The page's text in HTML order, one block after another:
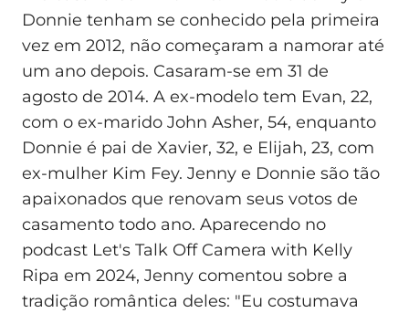
Donnie tenham se conhecido pela primeira
vez em 2012, não começaram a namorar até
um ano depois. Casaram-se em 31 de
agosto de 2014. A ex-modelo tem Evan, 22,
com o ex-marido John Asher, 54, enquanto
Donnie é pai de Xavier, 32, e Elijah, 23, com
ex-mulher Kim Fey. Jenny e Donnie são tão
apaixonados que renovam seus votos de
casamento todo ano. Aparecendo no
podcast Let's Talk Off Camera with Kelly
Ripa em 2024, Jenny comentou sobre a
tradição romântica deles: "Eu costumava